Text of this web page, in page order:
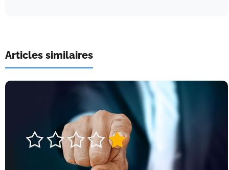
Articles similaires